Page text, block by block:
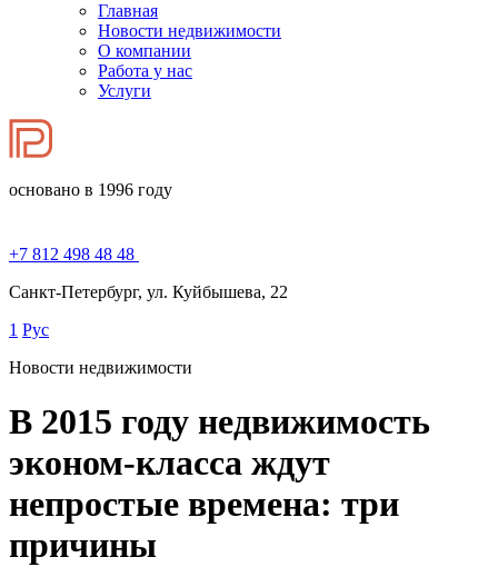
Главная
Новости недвижимости
О компании
Работа у нас
Услуги
основано в 1996 году
+7 812 498 48 48
Санкт-Петербург, ул. Куйбышева, 22
1 Рус
Новости недвижимости
В 2015 году недвижимость
эконом-класса ждут
непростые времена: три
причины